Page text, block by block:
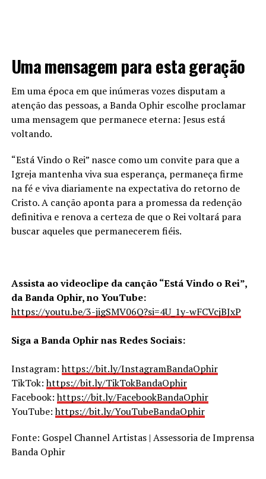
Uma mensagem para esta geração
Em uma época em que inúmeras vozes disputam a
atenção das pessoas, a Banda Ophir escolhe proclamar
uma mensagem que permanece eterna: Jesus está
voltando.
“Está Vindo o Rei” nasce como um convite para que a
Igreja mantenha viva sua esperança, permaneça firme
na fé e viva diariamente na expectativa do retorno de
Cristo. A canção aponta para a promessa da redenção
definitiva e renova a certeza de que o Rei voltará para
buscar aqueles que permanecerem fiéis.
Assista ao videoclipe da canção “Está Vindo o Rei”,
da Banda Ophir, no YouTube:
https://youtu.be/3-jigSMV06Q?si=4U_1y-wFCVcjBJxP
Siga a Banda Ophir nas Redes Sociais:
Instagram:https://bit.ly/InstagramBandaOphir
TikTok:https://bit.ly/TikTokBandaOphir
Facebook:https://bit.ly/FacebookBandaOphir
YouTube:https://bit.ly/YouTubeBandaOphir
Fonte: Gospel Channel Artistas | Assessoria de Imprensa
Banda Ophir